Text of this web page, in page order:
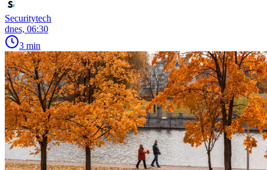
Securitytech
dnes, 06:30
3 min